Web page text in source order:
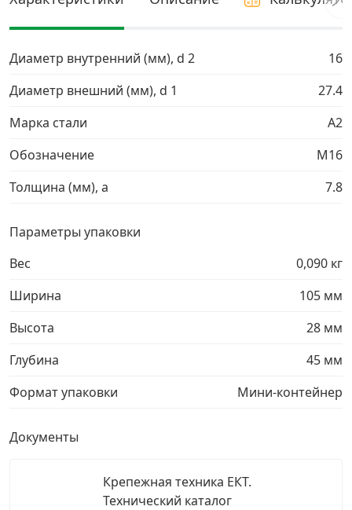
Грузовой крепеж
Кронштейны и крюки хозяйственные
Нержавеющий крепеж ›
Перфорированный крепеж
Диаметр внутренний (мм), d 2
16
Диаметр внешний (мм), d 1
27.4
Марка стали
A2
Обозначение
М16
Толщина (мм), a
7.8
Параметры упаковки
Вес
0,090 кг
Ширина
105 мм
Высота
28 мм
Глубина
45 мм
Формат упаковки
Мини-контейнер
Документы
Крепежная техника ЕКТ.
Технический каталог